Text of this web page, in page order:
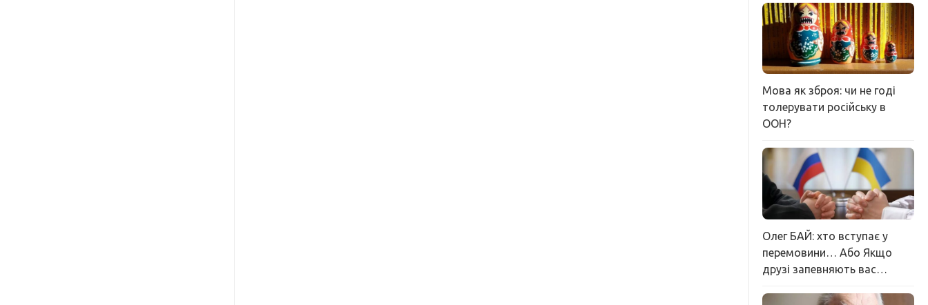
Мова як зброя: чи не годі
толерувати російську в
ООН?
Олег БАЙ: хто вступає у
перемовини… Або Якщо
друзі запевняють вас…